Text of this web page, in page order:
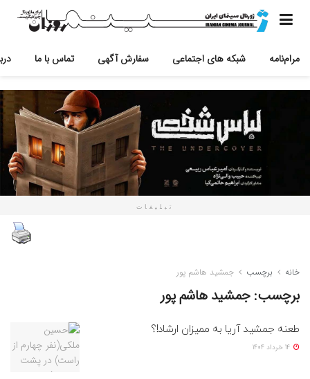
مرام‌نامه شبکه های اجتماعی سفارش آگهی تماس با ما
تبلیغات
خانه برچسب جمشید هاشم پور
برچسب:جمشید هاشم پور
طعنه جمشید آریا به ممیزان ارشاد!؟